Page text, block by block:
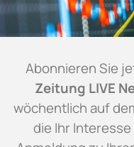
Abonnieren Sie
Zeitung LIVE
wöchentlich auf
die Ihr